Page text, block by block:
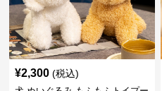
¥2,300 (税込)